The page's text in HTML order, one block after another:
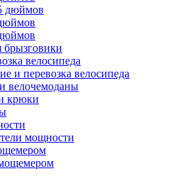
дюймов
брызговики
велосипеда
и перевозка велосипеда
велочемоданы
крюки
мощности